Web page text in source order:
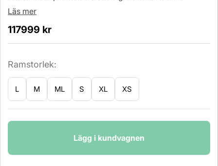
Läs mer
117999 kr
Ramstorlek:
L M ML S XL XS
Lägg i kundvagnen